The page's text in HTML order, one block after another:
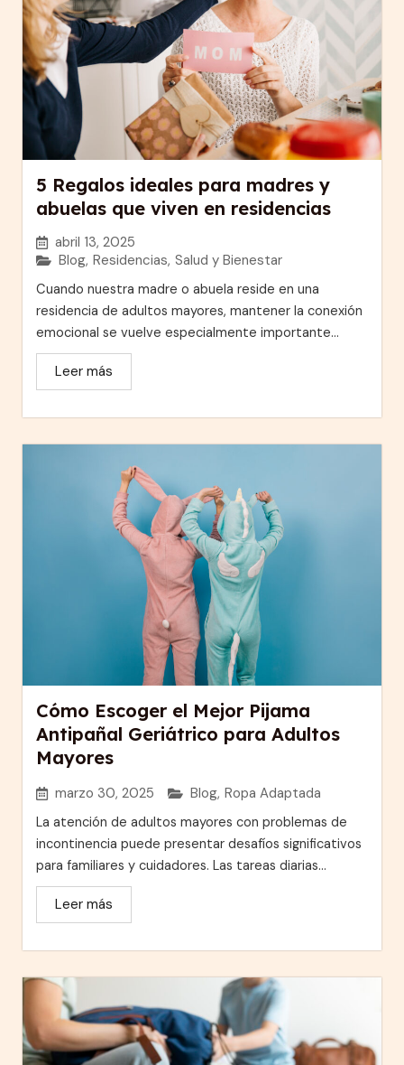
5 Regalos ideales para madres y
abuelas que viven en residencias
abril 13, 2025
Blog, Residencias, Salud y Bienestar
Cuando nuestra madre o abuela reside en una
residencia de adultos mayores, mantener la conexión
emocional se vuelve especialmente importante...
Leer más
Cómo Escoger el Mejor Pijama
Antipañal Geriátrico para Adultos
Mayores
marzo 30, 2025 Blog, Ropa Adaptada
La atención de adultos mayores con problemas de
incontinencia puede presentar desafíos significativos
para familiares y cuidadores. Las tareas diarias...
Leer más